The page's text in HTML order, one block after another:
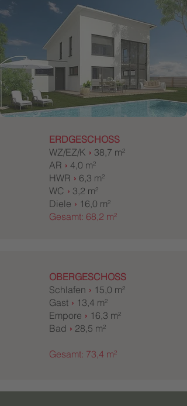
ERDGESCHOSS
WZ/EZ/K › 38,7 m²
AR › 4,0 m²
HWR › 6,3 m²
WC › 3,2 m²
Diele › 16,0 m²
Gesamt: 68,2 m²
OBERGESCHOSS
Schlafen › 15,0 m²
Gast › 13,4 m²
Empore › 16,3 m²
Bad › 28,5 m²
Gesamt: 73,4 m²